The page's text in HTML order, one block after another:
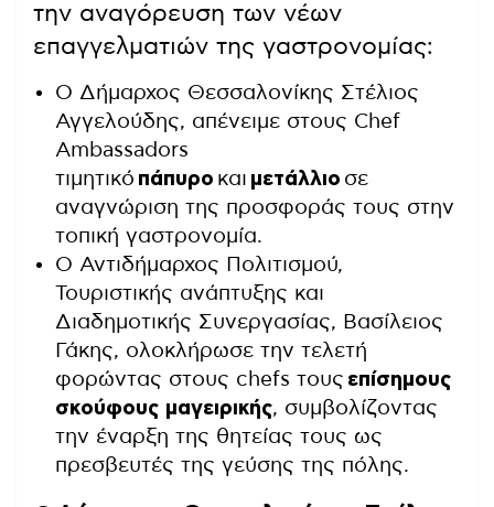
την αναγόρευση των νέων
επαγγελματιών της γαστρονομίας:
Ο Δήμαρχος Θεσσαλονίκης Στέλιος
Αγγελούδης, απένειμε στους Chef
Ambassadors
τιμητικό πάπυρο και μετάλλιο σε
αναγνώριση της προσφοράς τους στην
τοπική γαστρονομία.
Ο Αντιδήμαρχος Πολιτισμού,
Τουριστικής ανάπτυξης και
Διαδημοτικής Συνεργασίας, Βασίλειος
Γάκης, ολοκλήρωσε την τελετή
φορώντας στους chefs τους επίσημους
σκούφους μαγειρικής, συμβολίζοντας
την έναρξη της θητείας τους ως
πρεσβευτές της γεύσης της πόλης.